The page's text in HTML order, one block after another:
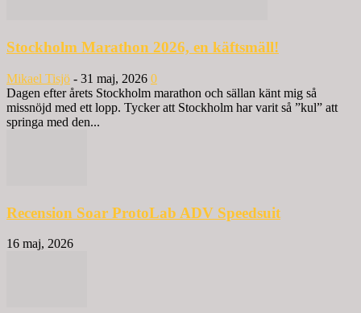
Stockholm Marathon 2026, en käftsmäll!
Mikael Tisjö - 31 maj, 2026 0
Dagen efter årets Stockholm marathon och sällan känt mig så
missnöjd med ett lopp. Tycker att Stockholm har varit så ”kul” att
springa med den...
Recension Soar ProtoLab ADV Speedsuit
16 maj, 2026